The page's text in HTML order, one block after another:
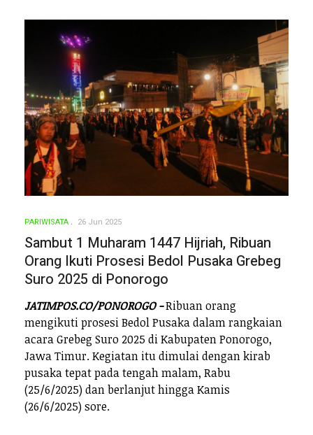
PARIWISATA 26 Jun 2025
Sambut 1 Muharam 1447 Hijriah, Ribuan
Orang Ikuti Prosesi Bedol Pusaka Grebeg
Suro 2025 di Ponorogo
JATIMPOS.CO/PONOROGO -Ribuan orang
mengikuti prosesi Bedol Pusaka dalam rangkaian
acara Grebeg Suro 2025 di Kabupaten Ponorogo,
Jawa Timur. Kegiatan itu dimulai dengan kirab
pusaka tepat pada tengah malam, Rabu
(25/6/2025) dan berlanjut hingga Kamis
(26/6/2025) sore.